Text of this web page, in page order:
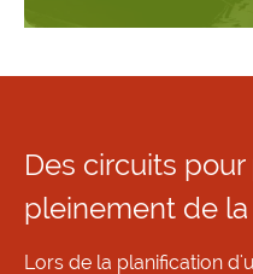
Des circuits
pleinement de
Lors de la planification